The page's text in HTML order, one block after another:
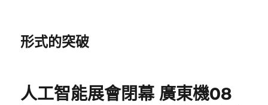
形式的突破
人工智能展會閉幕 廣東機08